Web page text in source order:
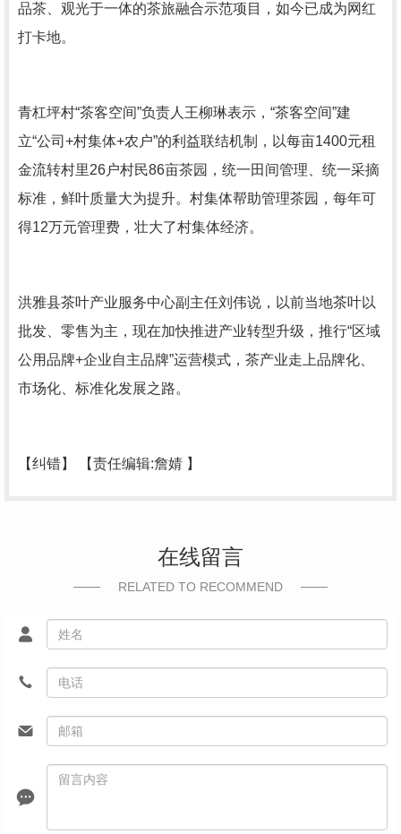
品茶、观光于一体的茶旅融合示范项目，如今已成为网红
打卡地。
青杠坪村“茶客空间”负责人王柳琳表示，“茶客空间”建
立“公司+村集体+农户”的利益联结机制，以每亩1400元租
金流转村里26户村民86亩茶园，统一田间管理、统一采摘
标准，鲜叶质量大为提升。村集体帮助管理茶园，每年可
得12万元管理费，壮大了村集体经济。
洪雅县茶叶产业服务中心副主任刘伟说，以前当地茶叶以
批发、零售为主，现在加快推进产业转型升级，推行“区域
公用品牌+企业自主品牌”运营模式，茶产业走上品牌化、
市场化、标准化发展之路。
【纠错】 【责任编辑:詹婧 】
在线留言
RELATED TO RECOMMEND